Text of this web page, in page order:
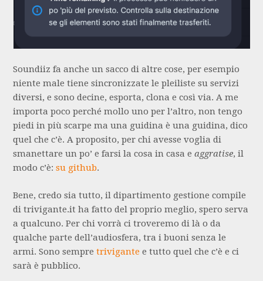
Soundiiz fa anche un sacco di altre cose, per esempio
niente male tiene sincronizzate le pleiliste su servizi
diversi, e sono decine, esporta, clona e così via. A me
importa poco perché mollo uno per l’altro, non tengo
piedi in più scarpe ma una guidina è una guidina, dico
quel che c’è. A proposito, per chi avesse voglia di
smanettare un po’ e farsi la cosa in casa eaggratise, il
modo c’è:su github.
Bene, credo sia tutto, il dipartimento gestione compile
di trivigante.it ha fatto del proprio meglio, spero serva
a qualcuno. Per chi vorrà ci troveremo di là o da
qualche parte dell’audiosfera, tra i buoni senza le
armi. Sono sempretrivigante e tutto quel che c’è e ci
sarà è pubblico.